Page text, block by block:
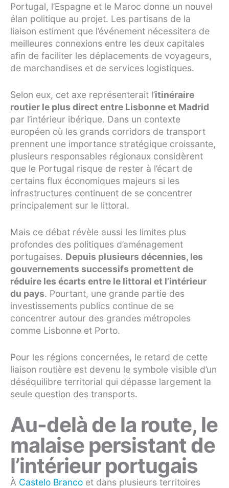
Portugal, l’Espagne et le Maroc donne un nouvel
élan politique au projet. Les partisans de la
liaison estiment que l’événement nécessitera de
meilleures connexions entre les deux capitales
afin de faciliter les déplacements de voyageurs,
de marchandises et de services logistiques.
Selon eux, cet axe représenterait l’itinéraire
routier le plus direct entre Lisbonne et Madrid
par l’intérieur ibérique. Dans un contexte
européen où les grands corridors de transport
prennent une importance stratégique croissante,
plusieurs responsables régionaux considèrent
que le Portugal risque de rester à l’écart de
certains flux économiques majeurs si les
infrastructures continuent de se concentrer
principalement sur le littoral.
Mais ce débat révèle aussi les limites plus
profondes des politiques d’aménagement
portugaises. Depuis plusieurs décennies, les
gouvernements successifs promettent de
réduire les écarts entre le littoral et l’intérieur
du pays. Pourtant, une grande partie des
investissements publics continue de se
concentrer autour des grandes métropoles
comme Lisbonne et Porto.
Pour les régions concernées, le retard de cette
liaison routière est devenu le symbole visible d’un
déséquilibre territorial qui dépasse largement la
seule question des transports.
Au-delà de la route, le
malaise persistant de
l’intérieur portugais
À Castelo Branco et dans plusieurs territoires